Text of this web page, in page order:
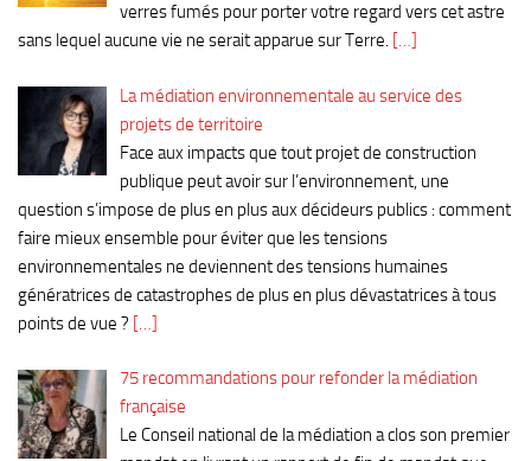
verres fumés pour porter votre regard vers cet astre
sans lequel aucune vie ne serait apparue sur Terre. […]
La médiation environnementale au service des
projets de territoire
Face aux impacts que tout projet de construction
publique peut avoir sur l’environnement, une
question s’impose de plus en plus aux décideurs publics : comment
faire mieux ensemble pour éviter que les tensions
environnementales ne deviennent des tensions humaines
génératrices de catastrophes de plus en plus dévastatrices à tous
points de vue ? […]
75 recommandations pour refonder la médiation
française
Le Conseil national de la médiation a clos son premier